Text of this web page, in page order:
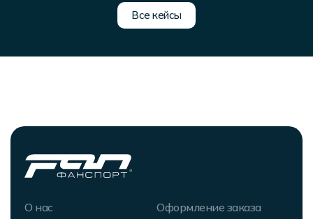
Все кейсы
О нас Оформление заказа